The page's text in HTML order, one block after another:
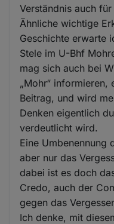
Verständnis auch
Ähnliche wichtige
Geschichte erwarte
Stele im U-Bhf
mag sich auch bei
„Mohr“ informieren,
Beitrag, und wird
Denken eigentlich
verdeutlicht wird.
Eine Umbenennung
aber nur das
dabei ist es doch
Credo, auch der
gegen das
Ich denke, mit